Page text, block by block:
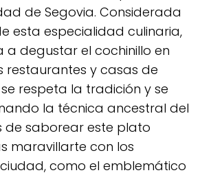
de Segovia. Considerada
esta especialidad culinaria,
a degustar el cochinillo en
restaurantes y casas de
respeta la tradición y se
la técnica ancestral del
de saborear este plato
maravillarte con los
como el emblemático